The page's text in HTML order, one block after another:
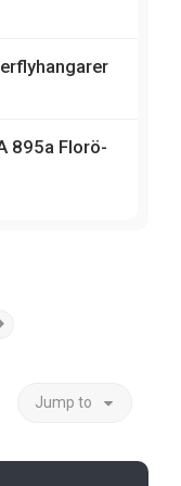
895a Florö-
Jump to